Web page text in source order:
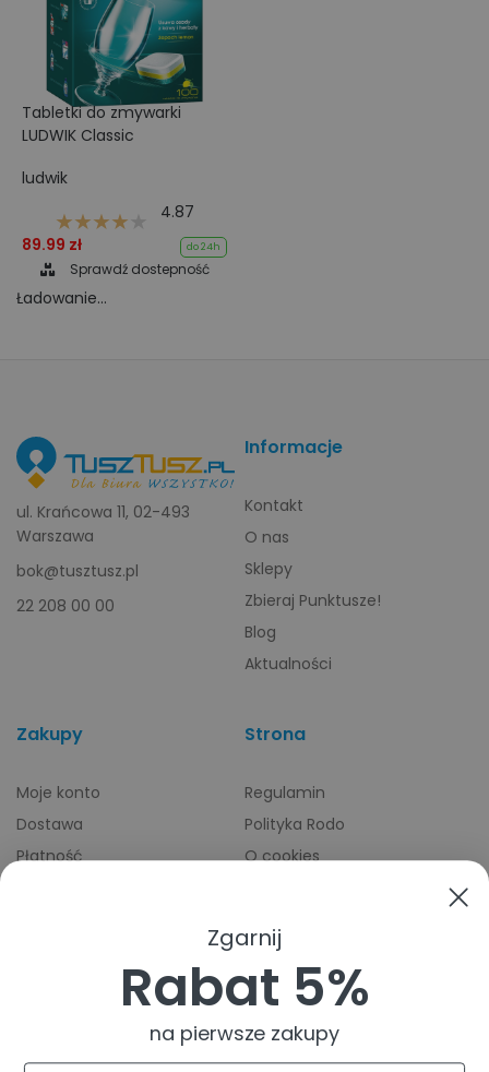
Tabletki do zmywarki
LUDWIK Classic
ludwik
4.87
89.99 zł
do 24h
Sprawdź dostepność
Ładowanie...
ul. Krańcowa 11, 02-493
Warszawa
bok@tusztusz.pl
22 208 00 00
Informacje
Kontakt
O nas
Sklepy
Zbieraj Punktusze!
Blog
Aktualności
Zakupy
Moje konto
Dostawa
Płatność
Strona
Regulamin
Polityka Rodo
O cookies
Zgarnij
Rabat 5%
na pierwsze zakupy